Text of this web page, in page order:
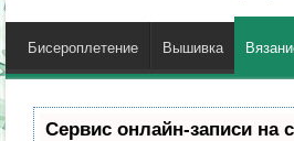
Бисероплетение Вышивка
Сервис онлайн-записи на